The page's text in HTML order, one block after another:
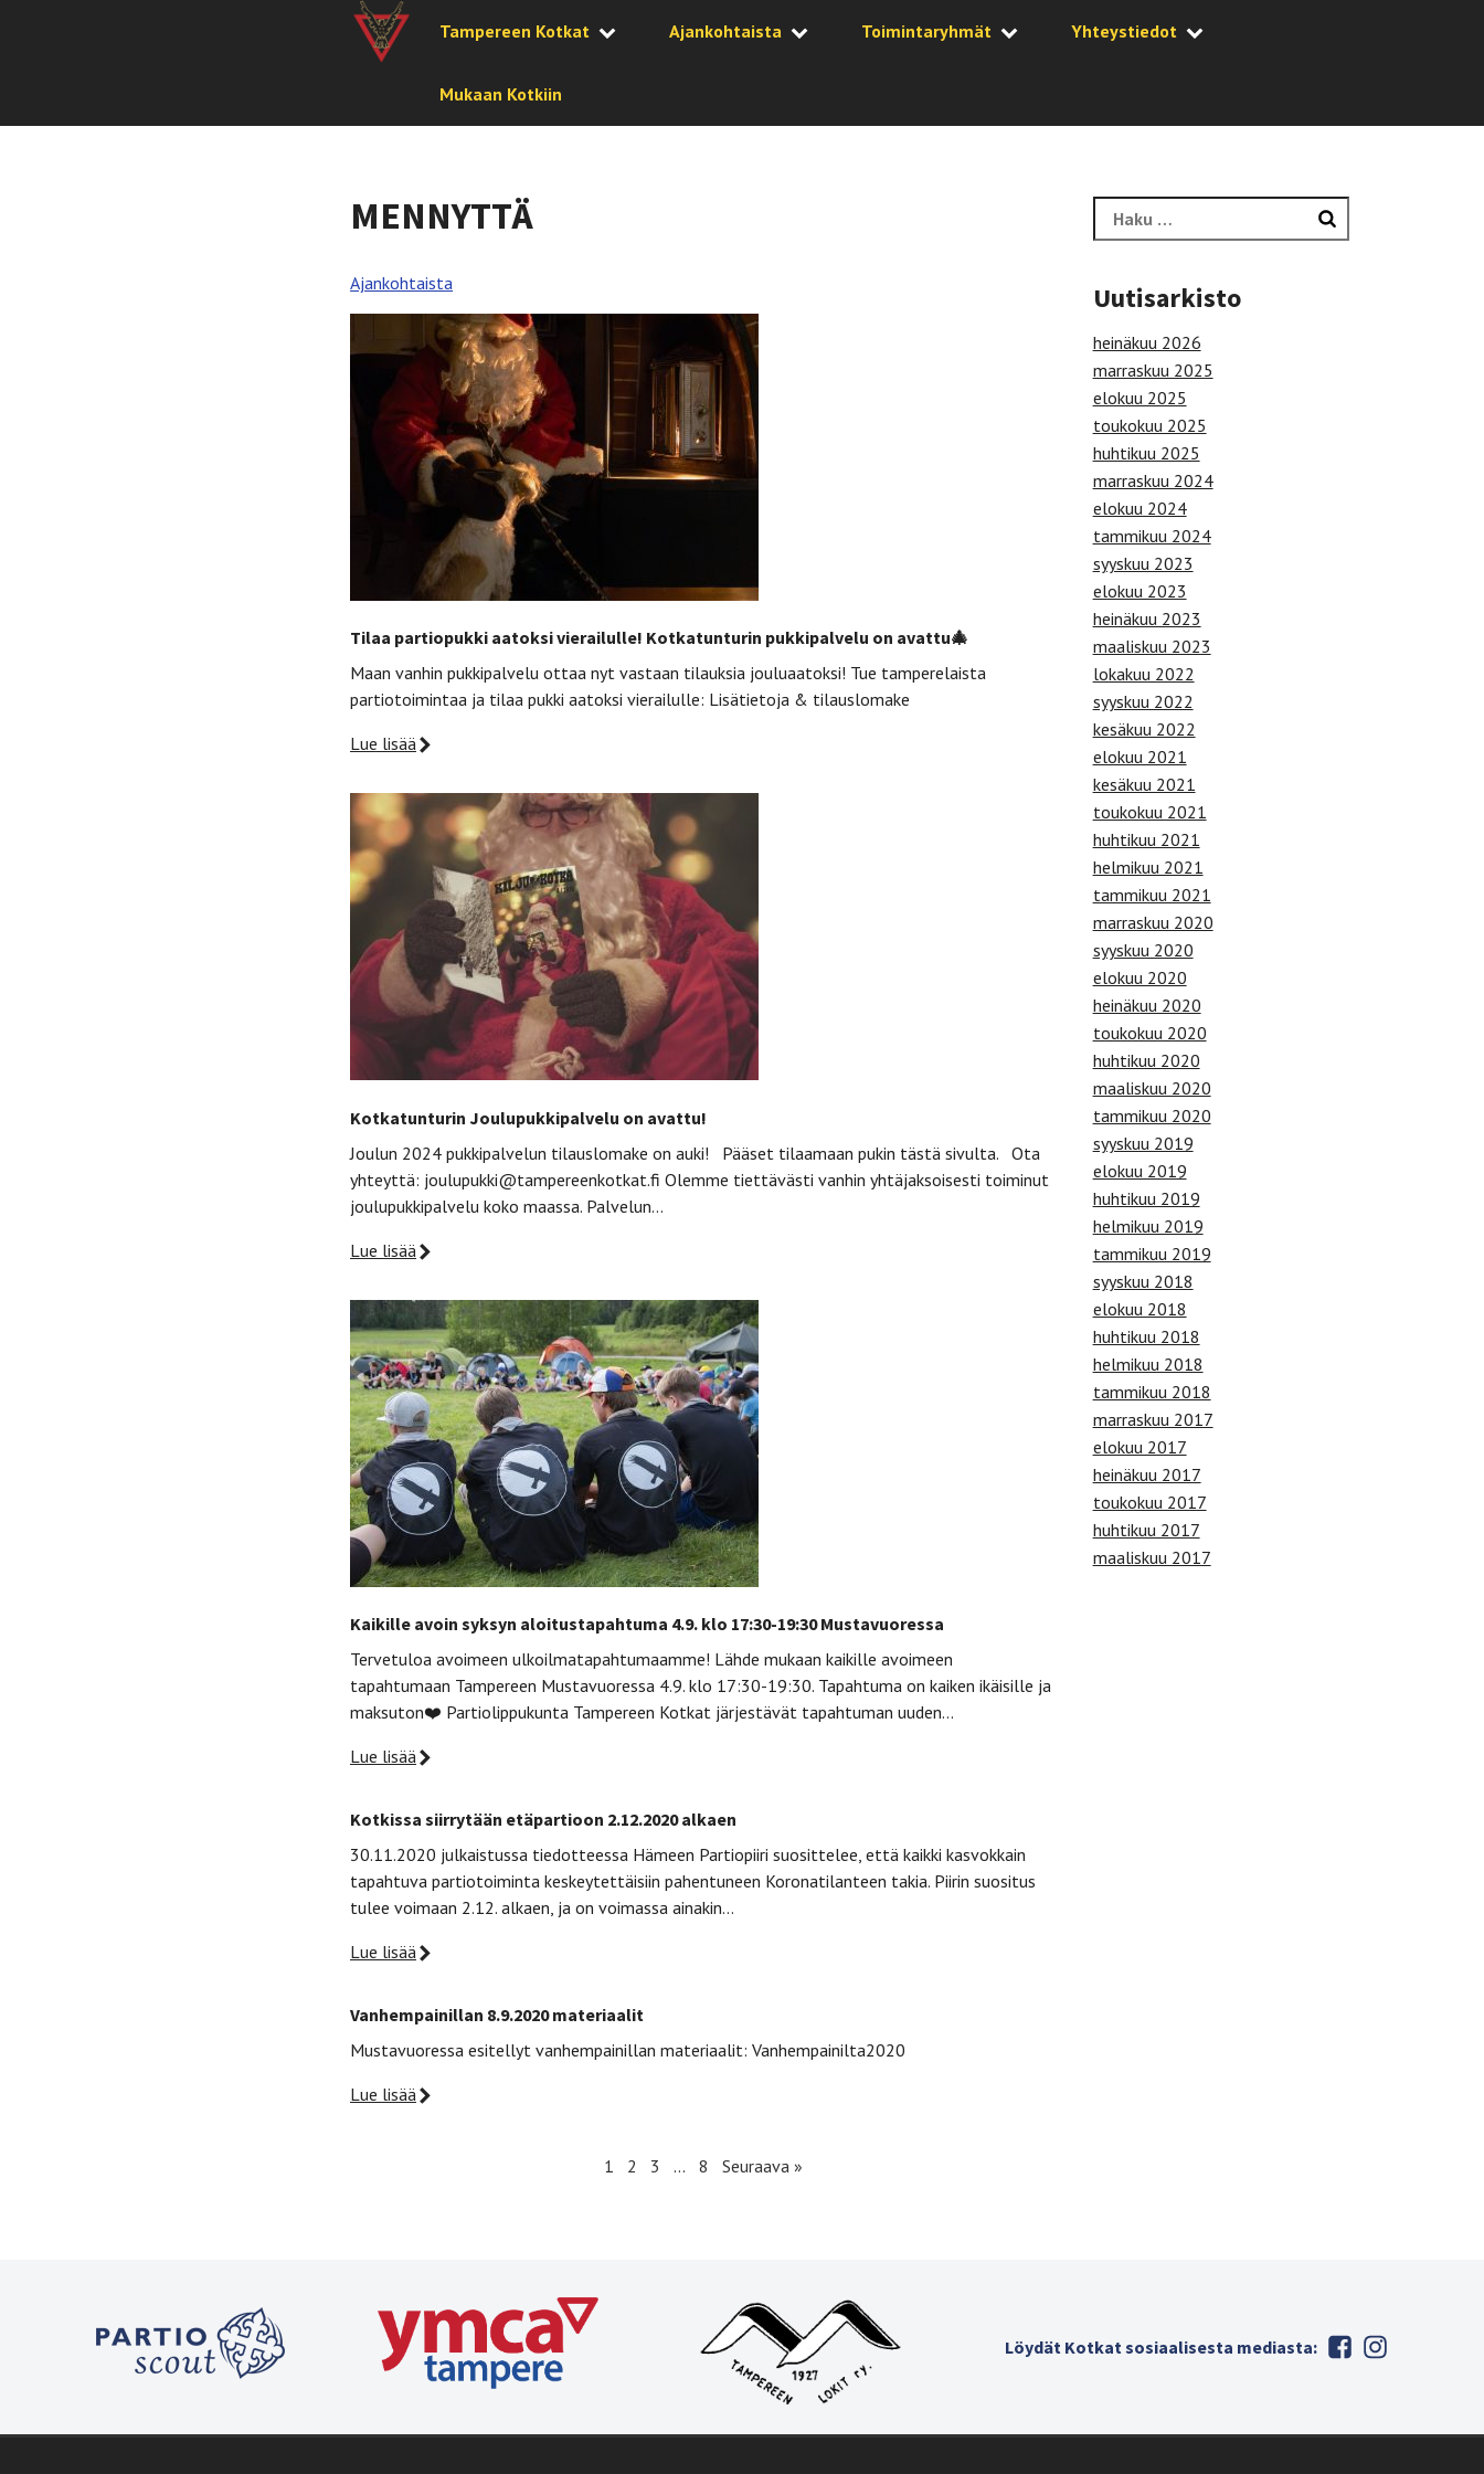
Tampereen Kotkat Ajankohtaista Toimintaryhmät Yhteystiedot
Mukaan Kotkiin
MENNYTTÄ
Ajankohtaista
Tilaa partiopukki aatoksi vierailulle! Kotkatunturin pukkipalvelu on avattu🎄
Maan vanhin pukkipalvelu ottaa nyt vastaan tilauksia jouluaatoksi! Tue tamperelaista
partiotoimintaa ja tilaa pukki aatoksi vierailulle: Lisätietoja & tilauslomake
Lue lisää
Kotkatunturin Joulupukkipalvelu on avattu!
Joulun 2024 pukkipalvelun tilauslomake on auki! Pääset tilaamaan pukin tästä sivulta. Ota
yhteyttä: joulupukki@tampereenkotkat.fi Olemme tiettävästi vanhin yhtäjaksoisesti toiminut
joulupukkipalvelu koko maassa. Palvelun…
Lue lisää
Kaikille avoin syksyn aloitustapahtuma 4.9. klo 17:30-19:30 Mustavuoressa
Tervetuloa avoimeen ulkoilmatapahtumaamme! Lähde mukaan kaikille avoimeen
tapahtumaan Tampereen Mustavuoressa 4.9. klo 17:30-19:30. Tapahtuma on kaiken ikäisille ja
maksuton❤️ Partiolippukunta Tampereen Kotkat järjestävät tapahtuman uuden…
Lue lisää
Kotkissa siirrytään etäpartioon 2.12.2020 alkaen
30.11.2020 julkaistussa tiedotteessa Hämeen Partiopiiri suosittelee, että kaikki kasvokkain
tapahtuva partiotoiminta keskeytettäisiin pahentuneen Koronatilanteen takia. Piirin suositus
tulee voimaan 2.12. alkaen, ja on voimassa ainakin…
Lue lisää
Vanhempainillan 8.9.2020 materiaalit
Mustavuoressa esitellyt vanhempainillan materiaalit: Vanhempainilta2020
Lue lisää
1 2 3 … 8 Seuraava »
Haku:
Uutisarkisto
heinäkuu 2026
marraskuu 2025
elokuu 2025
toukokuu 2025
huhtikuu 2025
marraskuu 2024
elokuu 2024
tammikuu 2024
syyskuu 2023
elokuu 2023
heinäkuu 2023
maaliskuu 2023
lokakuu 2022
syyskuu 2022
kesäkuu 2022
elokuu 2021
kesäkuu 2021
toukokuu 2021
huhtikuu 2021
helmikuu 2021
tammikuu 2021
marraskuu 2020
syyskuu 2020
elokuu 2020
heinäkuu 2020
toukokuu 2020
huhtikuu 2020
maaliskuu 2020
tammikuu 2020
syyskuu 2019
elokuu 2019
huhtikuu 2019
helmikuu 2019
tammikuu 2019
syyskuu 2018
elokuu 2018
huhtikuu 2018
helmikuu 2018
tammikuu 2018
marraskuu 2017
elokuu 2017
heinäkuu 2017
toukokuu 2017
huhtikuu 2017
maaliskuu 2017
Löydät Kotkat sosiaalisesta mediasta: